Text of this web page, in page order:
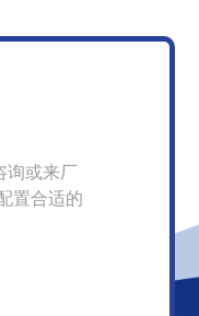
询或来厂
置合适的